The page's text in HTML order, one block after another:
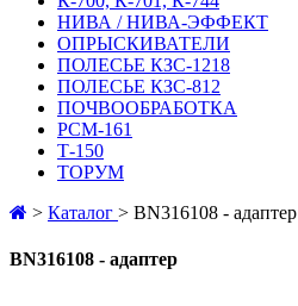
НИВА / НИВА-ЭФФЕКТ
ОПРЫСКИВАТЕЛИ
ПОЛЕСЬЕ КЗС-1218
ПОЛЕСЬЕ КЗС-812
ПОЧВООБРАБОТКА
РСМ-161
Т-150
ТОРУМ
> Каталог > BN316108 - адаптер
BN316108 - адаптер